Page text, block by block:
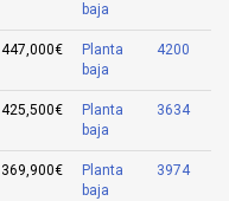
baja
447,000€
Planta
baja
4200
425,500€
Planta
baja
3634
369,900€
Planta
baja
3974